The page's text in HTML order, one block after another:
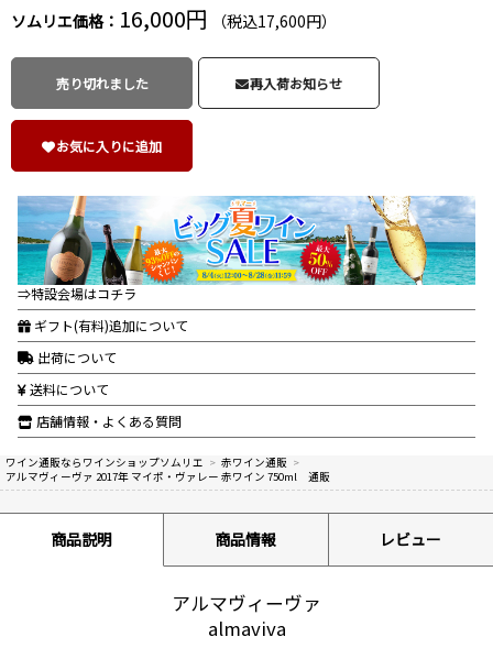
ソムリエ価格： 16,000円 （税込17,600円）
売り切れました 再入荷お知らせ
お気に入りに追加
⇒特設会場はコチラ
ギフト(有料)追加について
出荷について
送料について
店舗情報・よくある質問
ワイン通販ならワインショップソムリエ > 赤ワイン通販 >
アルマヴィーヴァ 2017年 マイポ・ヴァレー 赤ワイン 750ml 通販
商品説明 商品情報 レビュー
アルマヴィーヴァ
almaviva